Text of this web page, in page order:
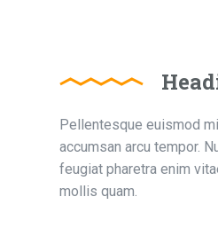
Pellentesque euismod
accumsan arcu tempor.
feugiat pharetra enim
mollis quam.